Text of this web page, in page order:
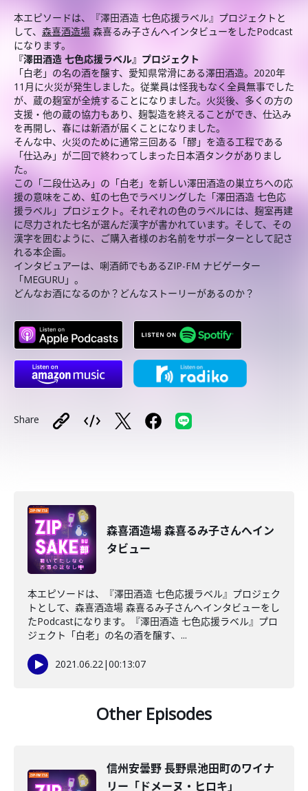
本エピソードは、『澤田酒造 七色応援ラベル』プロジェクトと
して、 森喜酒造場 森喜るみ子さんへインタビューをしたPodcast
になります。
『澤田酒造 七色応援ラベル』プロジェクト
「白老」の名の酒を醸す、愛知県常滑にある澤田酒造。2020年
11月に火災が発生しました。従業員は怪我もなく全員無事でした
が、蔵の麹室が全焼することになりました。火災後、多くの方の
支援・他の蔵の協力もあり、麹製造を終えることができ、仕込み
を再開し、春には新酒が届くことになりました。
そんな中、火災のために通常三回ある「醪」を造る工程である
「仕込み」が二回で終わってしまった日本酒タンクがありまし
た。
この「二段仕込み」の「白老」を新しい澤田酒造の巣立ちへの応
援の意味をこめ、虹の七色でラベリングした「澤田酒造 七色応
援ラベル」プロジェクト。それぞれの色のラベルには、麹室再建
に尽力された七名が選んだ漢字が書かれています。そして、その
漢字を囲むように、ご購入者様のお名前をサポーターとして記さ
れる本企画。
インタビュアーは、唎酒師でもあるZIP-FM ナビゲーター
「MEGURU」。
どんなお酒になるのか？どんなストーリーがあるのか？
Share
森喜酒造場 森喜るみ子さんへイン
タビュー
本エピソードは、『澤田酒造 七色応援ラベル』プロジェク
トとして、森喜酒造場 森喜るみ子さんへインタビューをし
たPodcastになります。『澤田酒造 七色応援ラベル』プロ
ジェクト「白老」の名の酒を醸す、...
2021.06.22|00:13:07
Other Episodes
信州安曇野 長野県池田町のワイナ
リー「ドメーヌ・ヒロキ」